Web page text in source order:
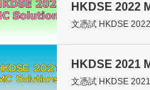
HKDSE 2022
文憑試 HKDSE
HKDSE 2021
文憑試 HKDSE